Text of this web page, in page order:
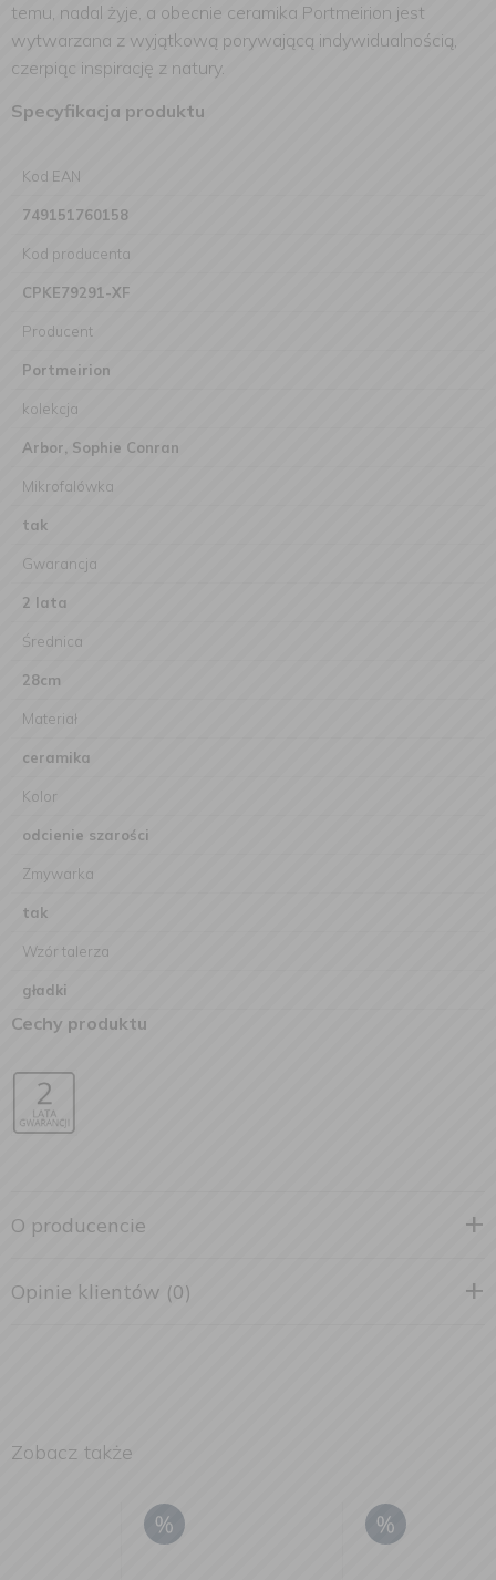
temu, nadal żyje, a obecnie ceramika Portmeirion jest
wytwarzana z wyjątkową porywającą indywidualnością,
czerpiąc inspirację z natury.
Specyfikacja produktu
Kod EAN
749151760158
Kod producenta
CPKE79291-XF
Producent
Portmeirion
kolekcja
Arbor, Sophie Conran
Mikrofalówka
tak
Gwarancja
2 lata
Średnica
28cm
Materiał
ceramika
Kolor
odcienie szarości
Zmywarka
tak
Wzór talerza
gładki
Cechy produktu
O producencie
Opinie klientów (0)
Zobacz także